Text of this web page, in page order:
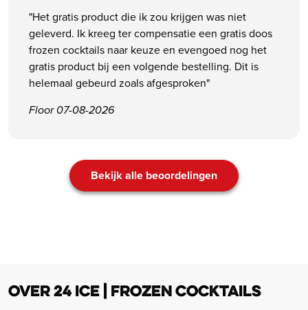
"Het gratis product die ik zou krijgen was niet
geleverd. Ik kreeg ter compensatie een gratis doos
frozen cocktails naar keuze en evengoed nog het
gratis product bij een volgende bestelling. Dit is
helemaal gebeurd zoals afgesproken"
Floor 07-08-2026
Bekijk alle beoordelingen
OVER 24 ICE | FROZEN COCKTAILS